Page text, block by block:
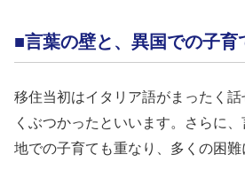
■言葉の壁と、異国での子育
移住当初はイタリア語がまったく
くぶつかったといいます。さらに
地での子育ても重なり、多くの困難